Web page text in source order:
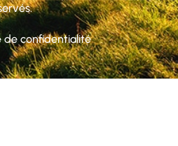
de confidentialité